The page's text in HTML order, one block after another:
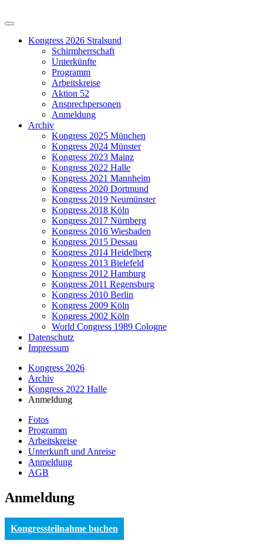
Kongress 2026 Stralsund
Schirmherrschaft
Unterkünfte
Programm
Arbeitskreise
Aktion 52
Ansprechpersonen
Anmeldung
Archiv
Kongress 2025 München
Kongress 2024 Münster
Kongress 2023 Mainz
Kongress 2022 Halle
Kongress 2021 Mannheim
Kongress 2020 Dortmund
Kongress 2019 Neumünster
Kongress 2018 Köln
Kongress 2017 Nürnberg
Kongress 2016 Wiesbaden
Kongress 2015 Dessau
Kongress 2014 Heidelberg
Kongress 2013 Bielefeld
Kongress 2012 Hamburg
Kongress 2011 Regensburg
Kongress 2010 Berlin
Kongress 2009 Köln
Kongress 2002 Köln
World Congress 1989 Cologne
Datenschutz
Impressum
Kongress 2026
Archiv
Kongress 2022 Halle
Anmeldung
Fotos
Programm
Arbeitskreise
Unterkunft und Anreise
Anmeldung
AGB
Anmeldung
Kongressteilnahme buchen